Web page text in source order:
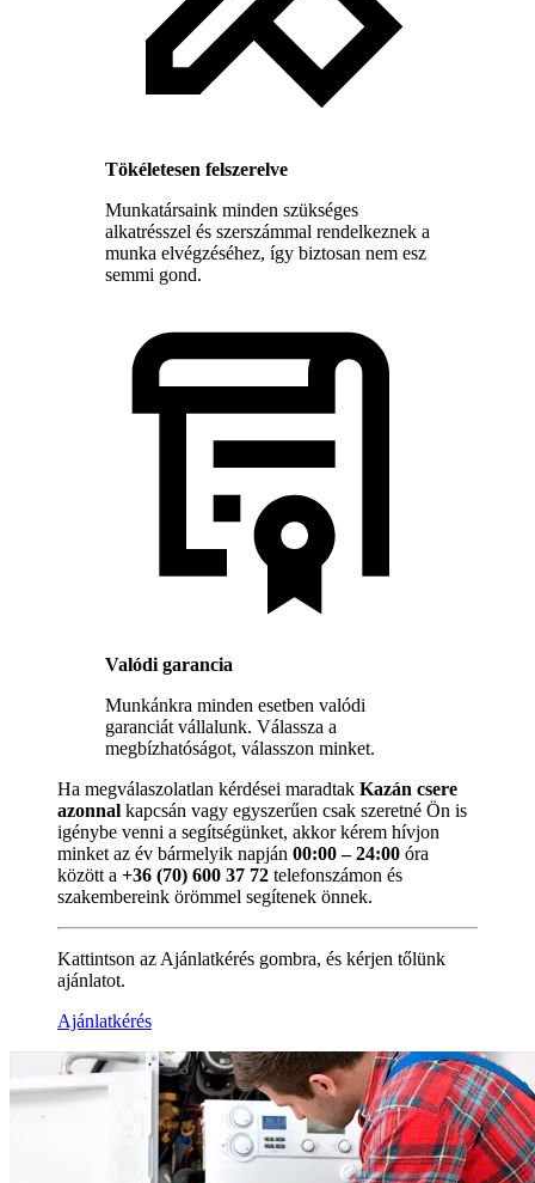
Tökéletesen felszerelve
Munkatársaink minden szükséges
alkatrésszel és szerszámmal rendelkeznek a
munka elvégzéséhez, így biztosan nem esz
semmi gond.
Valódi garancia
Munkánkra minden esetben valódi
garanciát vállalunk. Válassza a
megbízhatóságot, válasszon minket.
Ha megválaszolatlan kérdései maradtak Kazán csere
azonnal kapcsán vagy egyszerűen csak szeretné Ön is
igénybe venni a segítségünket, akkor kérem hívjon
minket az év bármelyik napján 00:00 – 24:00 óra
között a +36 (70) 600 37 72 telefonszámon és
szakembereink örömmel segítenek önnek.
Kattintson az Ajánlatkérés gombra, és kérjen tőlünk
ajánlatot.
Ajánlatkérés